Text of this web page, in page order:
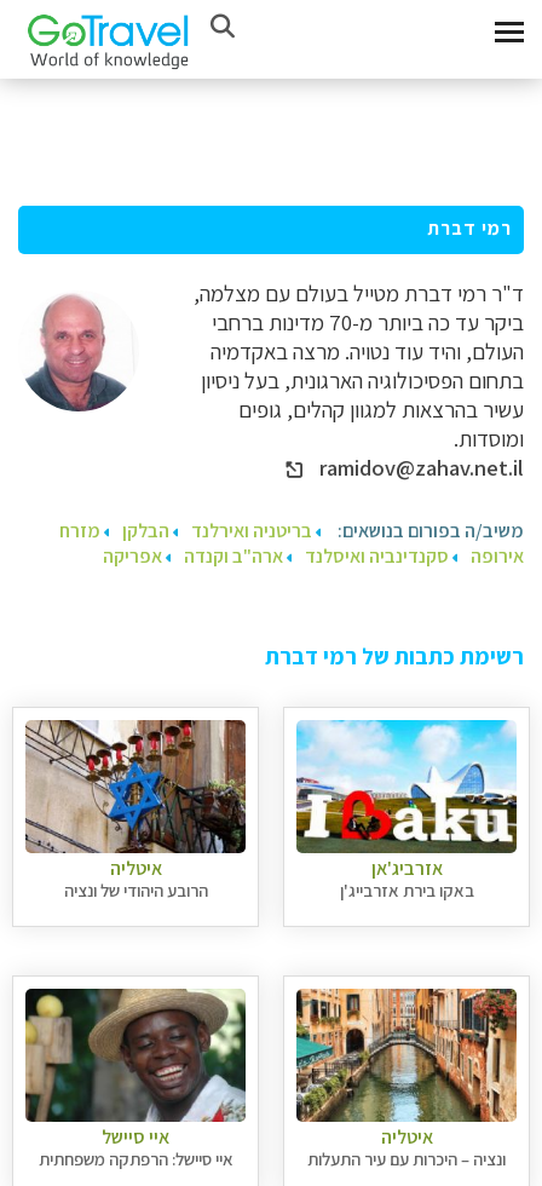
רמי דברת
ד"ר רמי דברת מטייל בעולם עם מצלמה,
ביקר עד כה ביותר מ-70 מדינות ברחבי
העולם, והיד עוד נטויה. מרצה באקדמיה
בתחום הפסיכולוגיה הארגונית, בעל ניסיון
עשיר בהרצאות למגוון קהלים, גופים
ומוסדות.
ramidov@zahav.net.il
משיב/ה בפורום בנושאים: בריטניה ואירלנד הבלקן
מזרח
אירופה
סקנדינביה ואיסלנד ארה"ב וקנדה אפריקה
רשימת כתבות של רמי דברת
אזרביג'אן
באקו בירת אזרבייג'ן
איטליה
הרובע היהודי של ונציה
איטליה
ונציה – היכרות עם עיר התעלות
איי סיישל
איי סיישל: הרפתקה משפחתית